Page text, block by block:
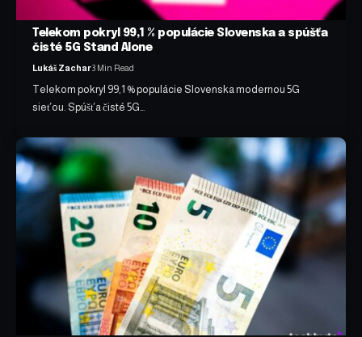
Telekom pokryl 99,1 % populácie Slovenska a spúšťa
čisté 5G Stand Alone
Lukáš Zachar3 Min Read
Telekom pokryl 99,1 % populácie Slovenska modernou 5G
sieťou. Spúšťa čisté 5G…